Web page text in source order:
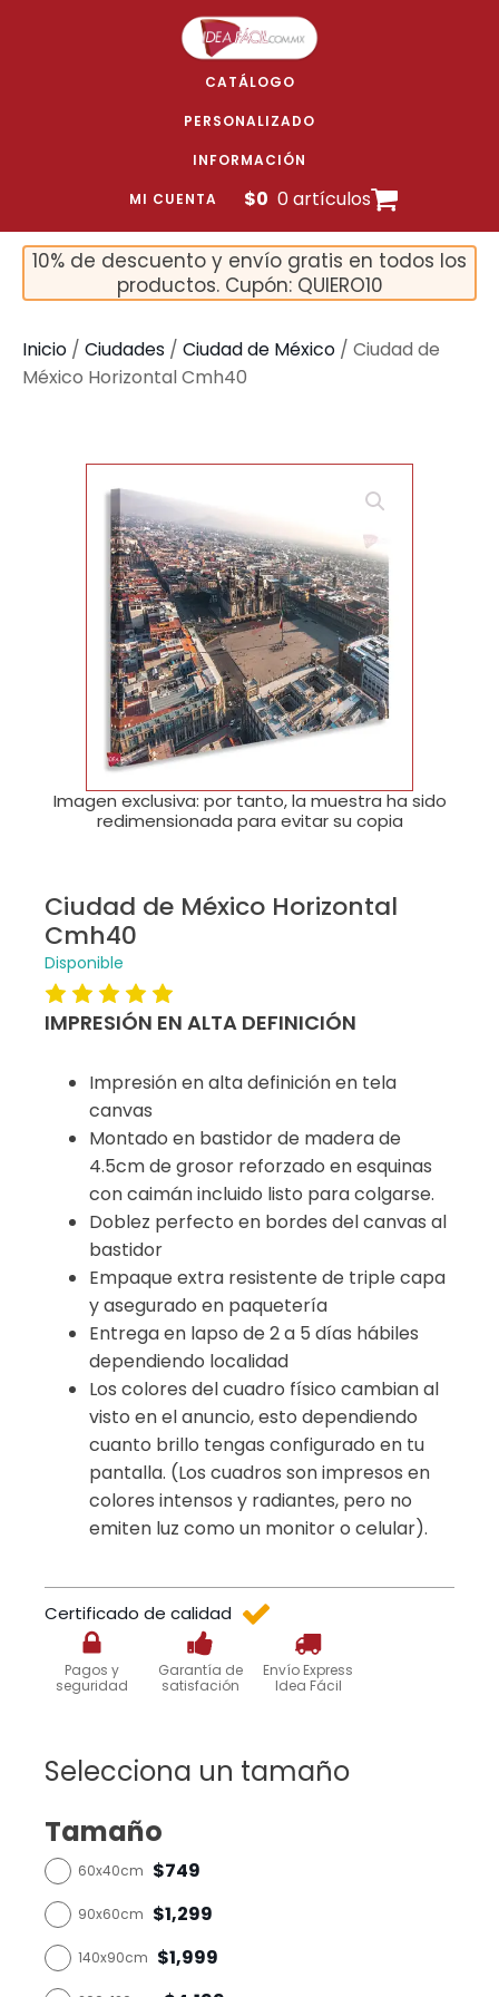
CATÁLOGO
PERSONALIZADO
INFORMACIÓN
MI CUENTA $0 0 artículos
10% de descuento y envío gratis en todos los
productos. Cupón: QUIERO10
Inicio / Ciudades / Ciudad de México / Ciudad de
México Horizontal Cmh40
🔍
Imagen exclusiva: por tanto, la muestra ha sido
redimensionada para evitar su copia
Ciudad de México Horizontal
Cmh40
Disponible
IMPRESIÓN EN ALTA DEFINICIÓN
Impresión en alta definición en tela
canvas
Montado en bastidor de madera de
4.5cm de grosor reforzado en esquinas
con caimán incluido listo para colgarse.
Doblez perfecto en bordes del canvas al
bastidor
Empaque extra resistente de triple capa
y asegurado en paquetería
Entrega en lapso de 2 a 5 días hábiles
dependiendo localidad
Los colores del cuadro físico cambian al
visto en el anuncio, esto dependiendo
cuanto brillo tengas configurado en tu
pantalla. (Los cuadros son impresos en
colores intensos y radiantes, pero no
emiten luz como un monitor o celular).
Certificado de calidad
Pagos y
seguridad
Garantía de
satisfación
Envío Express
Idea Fácil
Selecciona un tamaño
Tamaño
60x40cm $749
90x60cm $1,299
140x90cm $1,999